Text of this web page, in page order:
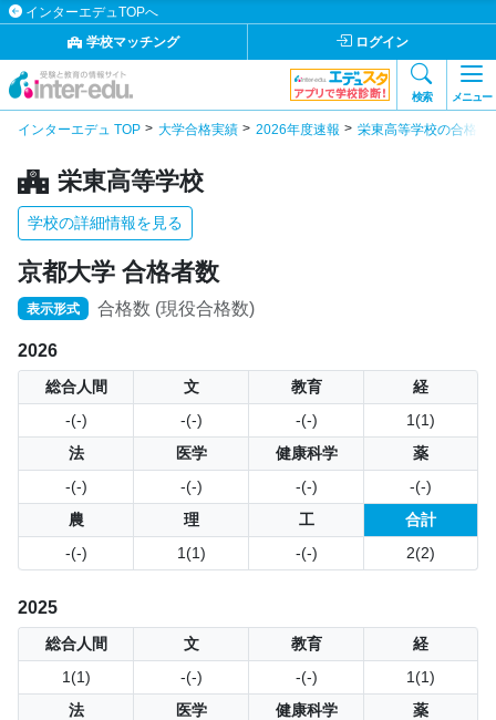
インターエデュTOPへ
学校マッチング
ログイン
検索 メニュー
インターエデュ TOP 大学合格実績 2026年度速報 栄東高等学校の合格実
栄東高等学校
学校の詳細情報を見る
京都大学 合格者数
表示形式 合格数 (現役合格数)
2026
総合人間 文 教育
経
-(-)
-(-) -(-)
1(1)
法
医学 健康科学
薬
-(-)
-(-) -(-)
-(-)
農
理 工
合計
-(-)
1(1) -(-) 2(2)
2025
総合人間 文 教育
経
1(1)
-(-) -(-)
1(1)
法
医学 健康科学
薬